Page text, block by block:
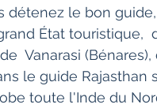
détenez le bon
État touristique,
Vanarasi
le guide
toute l'Inde du